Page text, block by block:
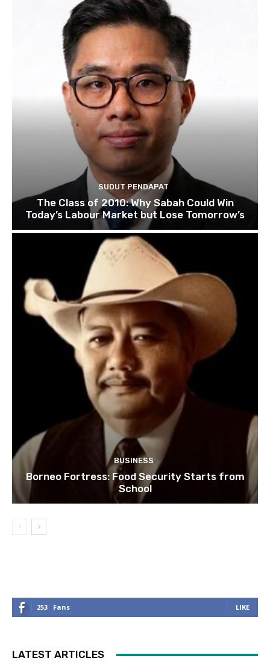
SUDUT PENDAPAT
The Class of 2010: Why Sabah Could Win
Today’s Labour Market but Lose Tomorrow’s
BUSINESS
Borneo Fortress: Food Security Starts from
School
253 Fans LIKE
LATEST ARTICLES